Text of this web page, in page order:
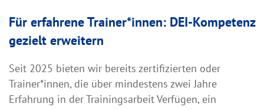
Für erfahrene Trainer*innen: DEI-Kompetenz
gezielt erweitern
Seit 2025 bieten wir bereits zertifizierten oder
Trainer*innen, die über mindestens zwei Jahre
Erfahrung in der Trainingsarbeit Verfügen, ein